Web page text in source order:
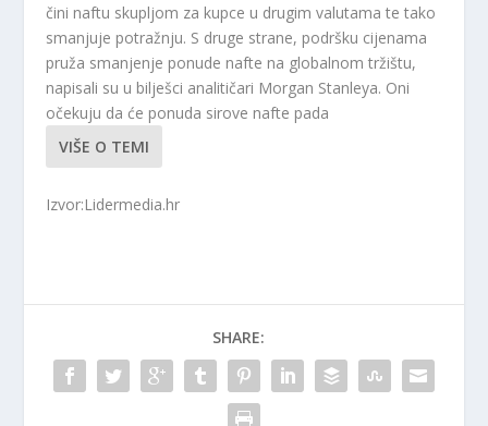
čini naftu skupljom za kupce u drugim valutama te tako
smanjuje potražnju. S druge strane, podršku cijenama
pruža smanjenje ponude nafte na globalnom tržištu,
napisali su u bilješci analitičari Morgan Stanleya. Oni
očekuju da će ponuda sirove nafte pada
VIŠE O TEMI
Izvor:Lidermedia.hr
SHARE: